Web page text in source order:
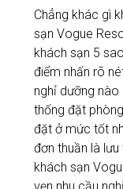
Chẳng khác gì
sạn Vogue
khách sạn 5
điểm nhấn rõ
nghỉ dưỡng
thống đặt
đặt ở mức tốt
đơn thuần là
khách sạn